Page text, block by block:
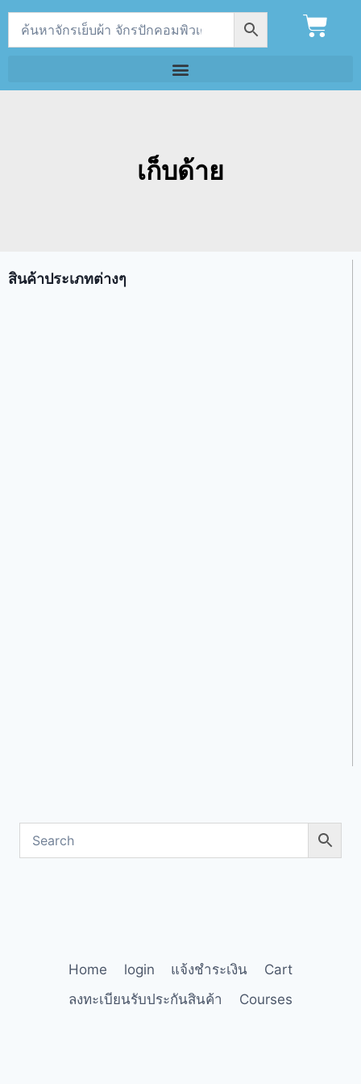
เก็บด้าย
สินค้าประเภทต่างๆ
Home login แจ้งชำระเงิน
Cart
ลงทะเบียนรับประกันสินค้า
Courses